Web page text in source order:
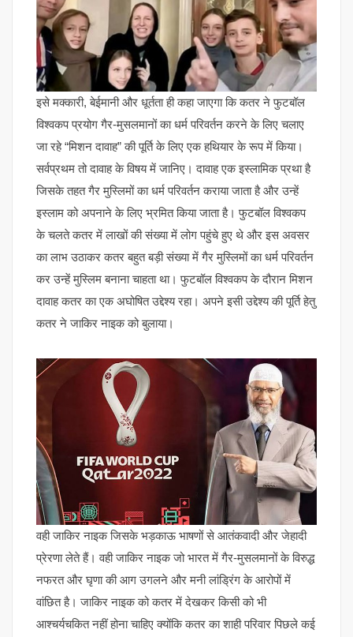
इसे मक्कारी, बेईमानी और धूर्तता ही कहा जाएगा कि कतर ने फुटबॉल
विश्वकप प्रयोग गैर-मुसलमानों का धर्म परिवर्तन करने के लिए चलाए
जा रहे “मिशन दावाह” की पूर्ति के लिए एक हथियार के रूप में किया।
सर्वप्रथम तो दावाह के विषय में जानिए। दावाह एक इस्‍लामिक प्रथा है
जिसके तहत गैर मुस्लिमों का धर्म परिवर्तन कराया जाता है और उन्‍हें
इस्‍लाम को अपनाने के लिए भ्रमित किया जाता है। फुटबॉल विश्वकप
के चलते कतर में लाखों की संख्या में लोग पहुंचे हुए थे और इस अवसर
का लाभ उठाकर कतर बहुत बड़ी संख्या में गैर मुस्लिमों का धर्म परिवर्तन
कर उन्हें मुस्लिम बनाना चाहता था। फुटबॉल विश्वकप के दौरान मिशन
दावाह कतर का एक अघोषित उद्देश्य रहा। अपने इसी उद्देश्य की पूर्ति हेतु
कतर ने जाकिर नाइक को बुलाया।
वही जाकिर नाइक जिसके भड़काऊ भाषणों से आतंकवादी और जेहादी
प्रेरणा लेते हैं। वही जाकिर नाइक जो भारत में गैर-मुसलमानों के विरुद्ध
नफरत और घृणा की आग उगलने और मनी लांड्रिंग के आरोपों में
वांछित है। जाकिर नाइक को कतर में देखकर किसी को भी
आश्चर्यचकित नहीं होना चाहिए क्योंकि कतर का शाही परिवार पिछले कई